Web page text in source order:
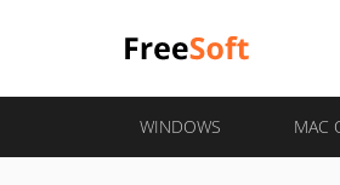
WINDOWS MAC